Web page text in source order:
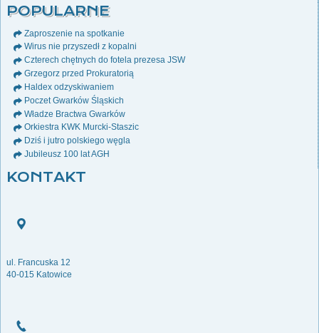
POPULARNE
Zaproszenie na spotkanie
Wirus nie przyszedł z kopalni
Czterech chętnych do fotela prezesa JSW
Grzegorz przed Prokuratorią
Haldex odzyskiwaniem
Poczet Gwarków Śląskich
Władze Bractwa Gwarków
Orkiestra KWK Murcki-Staszic
Dziś i jutro polskiego węgla
Jubileusz 100 lat AGH
KONTAKT
ul. Francuska 12
40-015 Katowice